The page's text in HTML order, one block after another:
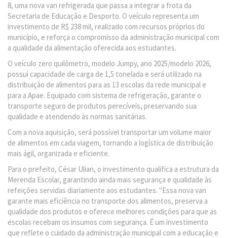
8, uma nova van refrigerada que passa a integrar a frota da
Secretaria de Educação e Desporto. O veículo representa um
investimento de R$ 238 mil, realizado com recursos próprios do
município, e reforça o compromisso da administração municipal com
a qualidade da alimentação oferecida aos estudantes.
O veículo zero quilômetro, modelo Jumpy, ano 2025/modelo 2026,
possui capacidade de carga de 1,5 tonelada e será utilizado na
distribuição de alimentos para as 13 escolas da rede municipal e
para a Apae. Equipado com sistema de refrigeração, garante o
transporte seguro de produtos perecíveis, preservando sua
qualidade e atendendo às normas sanitárias.
Com a nova aquisição, será possível transportar um volume maior
de alimentos em cada viagem, tornando a logística de distribuição
mais ágil, organizada e eficiente.
Para o prefeito, César Ulian, o investimento qualifica a estrutura da
Merenda Escolar, garantindo ainda mais segurança e qualidade às
refeições servidas diariamente aos estudantes. "Essa nova van
garante mais eficiência no transporte dos alimentos, preserva a
qualidade dos produtos e oferece melhores condições para que as
escolas recebam os insumos com segurança. É um investimento
que reflete o cuidado da administração municipal com a educação e